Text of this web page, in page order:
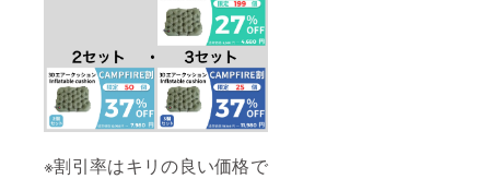
※割引率はキリの良い価格で